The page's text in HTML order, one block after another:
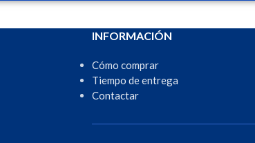
INFORMACIÓN
Cómo comprar
Tiempo de entrega
Contactar